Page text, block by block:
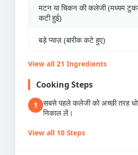
मटन या चिकन की कलेजी (मध्यम
कटी हुई)
बड़े प्याज़ (बारीक कटे हुए)
View all 21 Ingredients
Cooking Steps
1
सबसे पहले कलेजी को अच्छी तरह
निकाल लें।
View all 10 Steps